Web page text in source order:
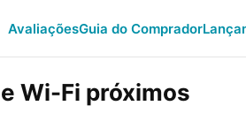
AvaliaçõesGuia do Comprador
Wi-Fi próximos